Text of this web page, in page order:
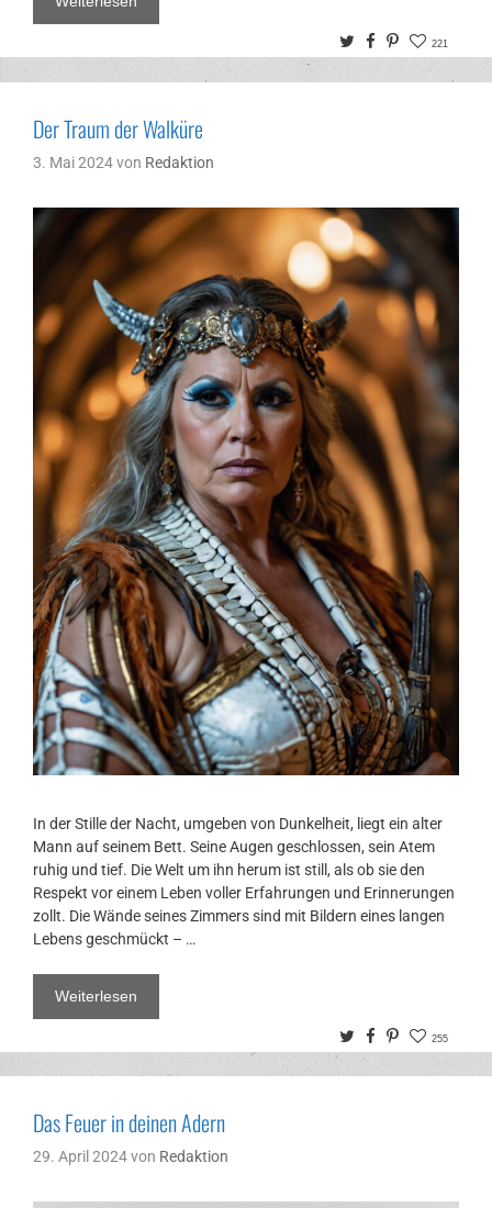
TwitterFacebook
Pinterest
221
Der Traum der Walküre
3. Mai 2024von Redaktion
In der Stille der Nacht, umgeben von Dunkelheit, liegt ein alter
Mann auf seinem Bett. Seine Augen geschlossen, sein Atem
ruhig und tief. Die Welt um ihn herum ist still, als ob sie den
Respekt vor einem Leben voller Erfahrungen und Erinnerungen
zollt. Die Wände seines Zimmers sind mit Bildern eines langen
Lebens geschmückt – …
Weiterlesen
TwitterFacebook
Pinterest
255
Das Feuer in deinen Adern
29. April 2024von Redaktion